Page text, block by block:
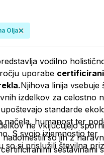
Olja
vodilno
uporabe
Njihova linija vsebuje
izdelkov za celostno
standarde
načela, humanost ter
S svojo izjemnostjo ter
so si prislužili številna
ne vključujejo
so jih z
sestavinami